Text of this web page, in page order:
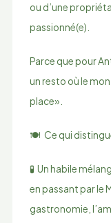
ou d’une
passionné(e).
Parce que pour
un resto où le
place».
🍽️ Ce qui
🧪 Un habile
en passant par le
gastronomie,